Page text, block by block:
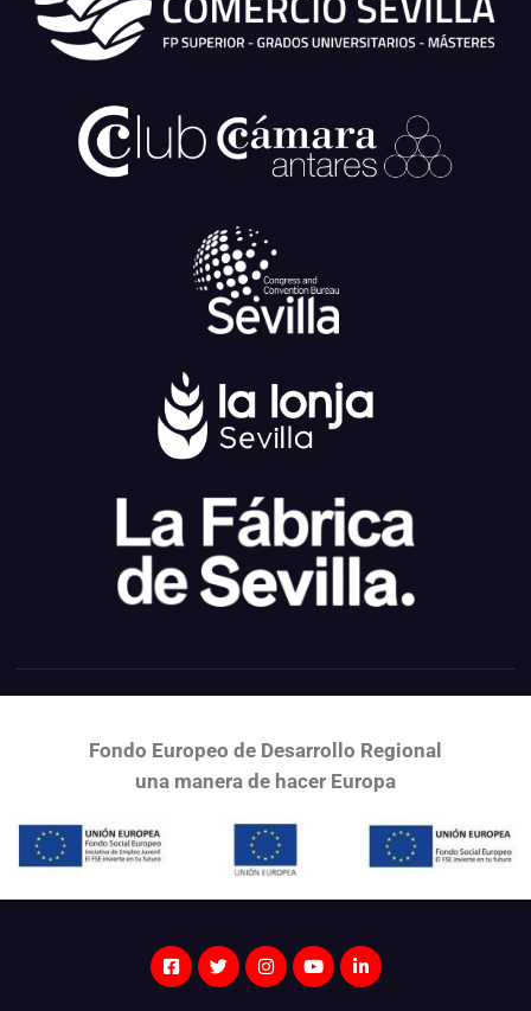
Fondo Europeo de Desarrollo Regional
una manera de hacer Europa